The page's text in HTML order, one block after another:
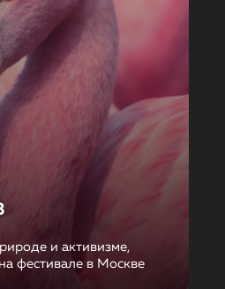
и активизме,
фестивале в Москве